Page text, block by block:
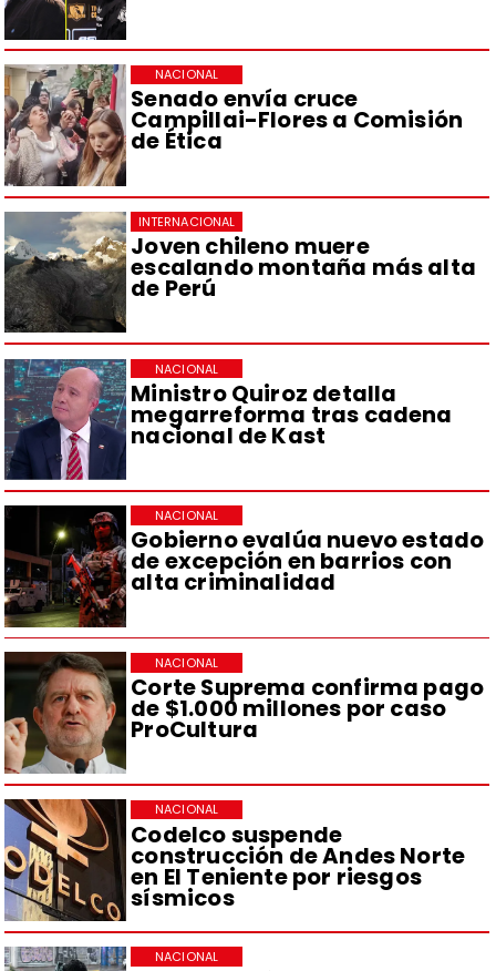
Senado envía cruce
Campillai-Flores a Comisión
de Ética
NACIONAL
Joven chileno muere
escalando montaña más alta
de Perú
INTERNACIONAL
Ministro Quiroz detalla
megarreforma tras cadena
nacional de Kast
NACIONAL
Gobierno evalúa nuevo estado
de excepción en barrios con
alta criminalidad
NACIONAL
Corte Suprema confirma pago
de $1.000 millones por caso
ProCultura
NACIONAL
Codelco suspende
construcción de Andes Norte
en El Teniente por riesgos
sísmicos
NACIONAL
NACIONAL